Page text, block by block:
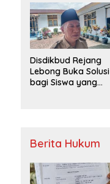
Bullying,
Kadisdikbud: Patut
Jadi Contoh
Disdikbud Rejang
Lebong Buka Solusi
bagi Siswa yang
Berita Hukum